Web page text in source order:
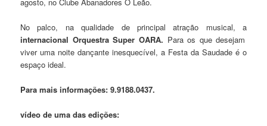
No palco, na qualidade de principal atração musical, a
internacional Orquestra Super OARA. Para os que desejam
viver uma noite dançante inesquecível, a Festa da Saudade é o
espaço ideal.
Para mais informações: 9.9188.0437.
vídeo de uma das edições: